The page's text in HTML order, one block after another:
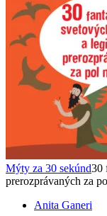
Mýty za 30 sekúnd30
prerozprávaných za
Anita Ganeri